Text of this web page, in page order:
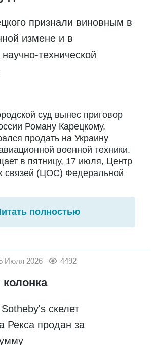
признали виновным в
измене и в
технической
суд вынес приговор
Роману Карецкому,
продать на Украину
военной техники.
в пятницу, 17 июля, Центр
связей (ЦОС) Федеральной
полностью
Июля 2026 4492
скелет
Рекса продан за